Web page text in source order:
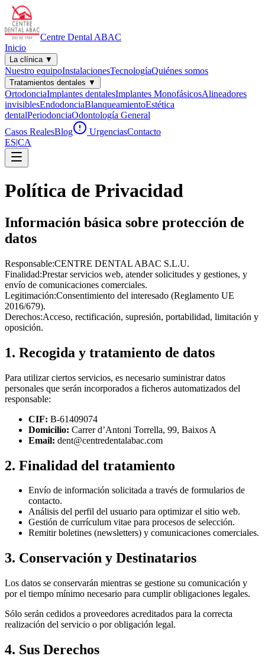
Centre Dental ABAC
Inicio
La clínica ▼
Nuestro equipoInstalacionesTecnologíaQuiénes somos
Tratamientos dentales ▼
OrtodonciaImplantes dentalesImplantes MonofásicosAlineadores
invisiblesEndodonciaBlanqueamientoEstética
dentalPeriodonciaOdontología General
Casos RealesBlog UrgenciasContacto
ES|CA
Política de Privacidad
Información básica sobre protección de
datos
Responsable:CENTRE DENTAL ABAC S.L.U.
Finalidad:Prestar servicios web, atender solicitudes y gestiones, y
envío de comunicaciones comerciales.
Legitimación:Consentimiento del interesado (Reglamento UE
2016/679).
Derechos:Acceso, rectificación, supresión, portabilidad, limitación y
oposición.
1. Recogida y tratamiento de datos
Para utilizar ciertos servicios, es necesario suministrar datos
personales que serán incorporados a ficheros automatizados del
responsable:
CIF: B-61409074
Domicilio: Carrer d’Antoni Torrella, 99, Baixos A
Email: dent@centredentalabac.com
2. Finalidad del tratamiento
Envío de información solicitada a través de formularios de
contacto.
Análisis del perfil del usuario para optimizar el sitio web.
Gestión de currículum vitae para procesos de selección.
Remitir boletines (newsletters) y comunicaciones comerciales.
3. Conservación y Destinatarios
Los datos se conservarán mientras se gestione su comunicación y
por el tiempo mínimo necesario para cumplir obligaciones legales.
Sólo serán cedidos a proveedores acreditados para la correcta
realización del servicio o por obligación legal.
4. Sus Derechos